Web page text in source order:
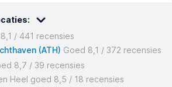
/ 441 recensies
(ATH) Goed 8,1 / 372 recensies
8,7 / 39 recensies
Heel goed 8,5 / 18 recensies